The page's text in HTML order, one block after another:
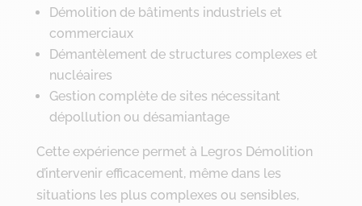
Démolition de bâtiments industriels et
commerciaux
Démantèlement de structures complexes et
nucléaires
Gestion complète de sites nécessitant
dépollution ou désamiantage
Cette expérience permet à Legros Démolition
d’intervenir efficacement, même dans les
situations les plus complexes ou sensibles,